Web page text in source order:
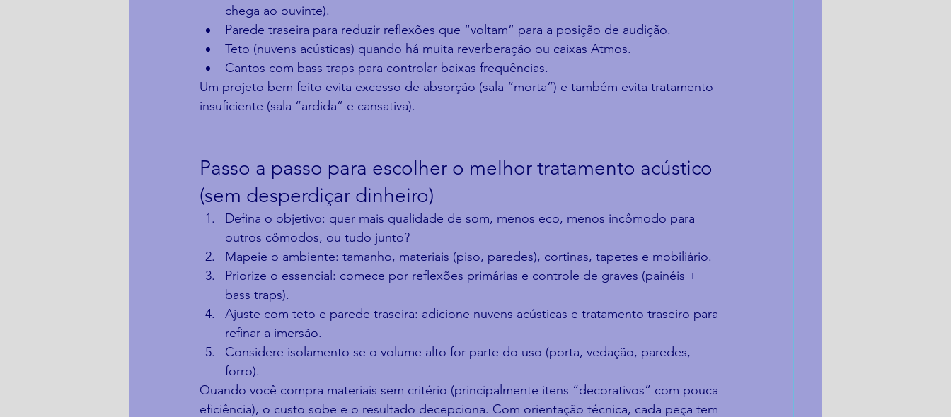
chega ao ouvinte).
Parede traseira para reduzir reflexões que “voltam” para a posição de audição.
Teto (nuvens acústicas) quando há muita reverberação ou caixas Atmos.
Cantos com bass traps para controlar baixas frequências.
Um projeto bem feito evita excesso de absorção (sala “morta”) e também evita tratamento
insuficiente (sala “ardida” e cansativa).
Passo a passo para escolher o melhor tratamento acústico
(sem desperdiçar dinheiro)
Defina o objetivo: quer mais qualidade de som, menos eco, menos incômodo para
outros cômodos, ou tudo junto?
Mapeie o ambiente: tamanho, materiais (piso, paredes), cortinas, tapetes e mobiliário.
Priorize o essencial: comece por reflexões primárias e controle de graves (painéis +
bass traps).
Ajuste com teto e parede traseira: adicione nuvens acústicas e tratamento traseiro para
refinar a imersão.
Considere isolamento se o volume alto for parte do uso (porta, vedação, paredes,
forro).
Quando você compra materiais sem critério (principalmente itens “decorativos” com pouca
eficiência), o custo sobe e o resultado decepciona. Com orientação técnica, cada peça tem